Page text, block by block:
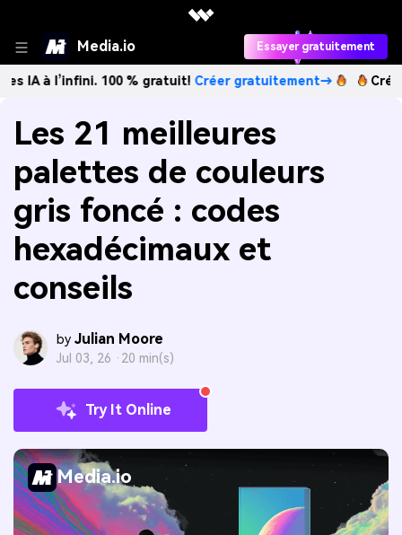
Media.io Essayer gratuitement
100 % gratuit!Créer gratuitement→ Créez des
Les 21 meilleures
palettes de couleurs
gris foncé : codes
hexadécimaux et
conseils
by Julian Moore
Jul 03, 26 · 20 min(s)
Try It Online
Media.io